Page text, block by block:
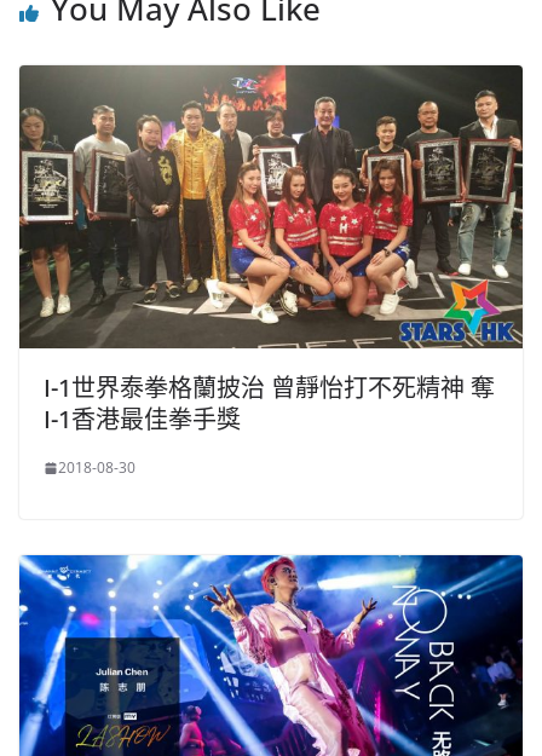
You May Also Like
I-1世界泰拳格蘭披治 曾靜怡打不死精神 奪
I-1香港最佳拳手獎
2018-08-30